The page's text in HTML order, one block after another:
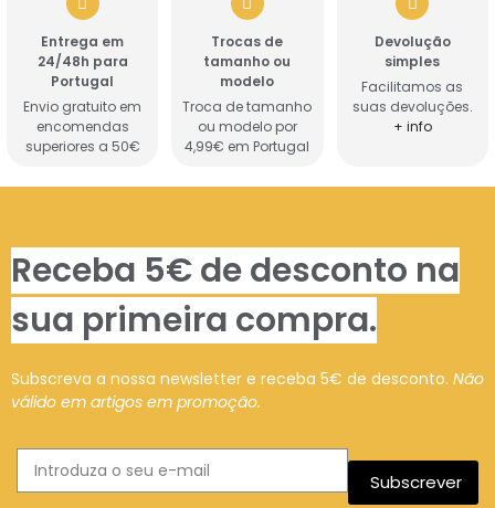
Entrega em
24/48h para
Portugal
Envio gratuito em
encomendas
superiores a 50€
Trocas de
tamanho ou
modelo
Troca de tamanho
ou modelo por
4,99€ em Portugal
Devolução
simples
Facilitamos as
suas devoluções.
+ info
Receba 5€ de desconto na
sua primeira compra.
Subscreva a nossa newsletter e receba 5€ de desconto. Não
válido em artigos em promoção.
Subscrever